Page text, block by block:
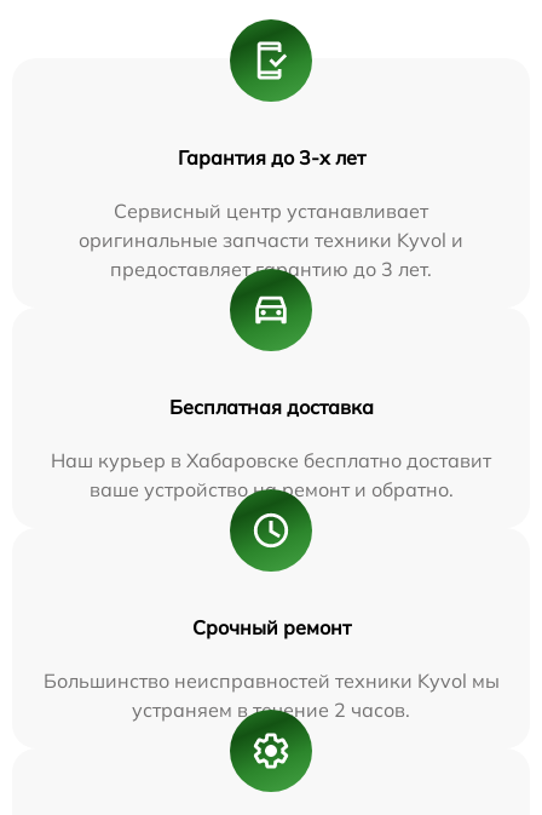
Гарантия до 3-х лет
Сервисный центр устанавливает
оригинальные запчасти техники Kyvol и
предоставляет гарантию до 3 лет.
Бесплатная доставка
Наш курьер в Хабаровске бесплатно доставит
ваше устройство на ремонт и обратно.
Срочный ремонт
Большинство неисправностей техники Kyvol мы
устраняем в течение 2 часов.